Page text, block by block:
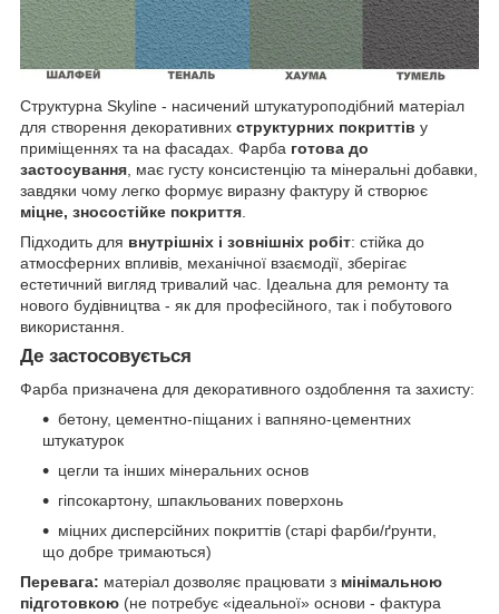
Структурна Skyline - насичений штукатуроподібний матеріал
для створення декоративних структурних покриттів у
приміщеннях та на фасадах. Фарба готова до
застосування , має густу консистенцію та мінеральні добавки,
завдяки чому легко формує виразну фактуру й створює
міцне, зносостійке покриття
Підходить для внутрішніх і зовнішніх робіт: стійка до
атмосферних впливів, механічної взаємодії, зберігає
естетичний вигляд тривалий час. Ідеальна для ремонту та
нового будівництва - як для професійного, так і побутового
використання.
Де застосовується
Фарба призначена для декоративного оздоблення та захисту:
бетону, цементно-піщаних і вапняно-цементних
штукатурок
цегли та інших мінеральних основ
гіпсокартону, шпакльованих поверхонь
міцних дисперсійних покриттів (старі фарби/ґрунти,
що добре тримаються)
Перевага: матеріал дозволяє працювати з мінімальною
підготовкою (не потребує «ідеальної» основи - фактура